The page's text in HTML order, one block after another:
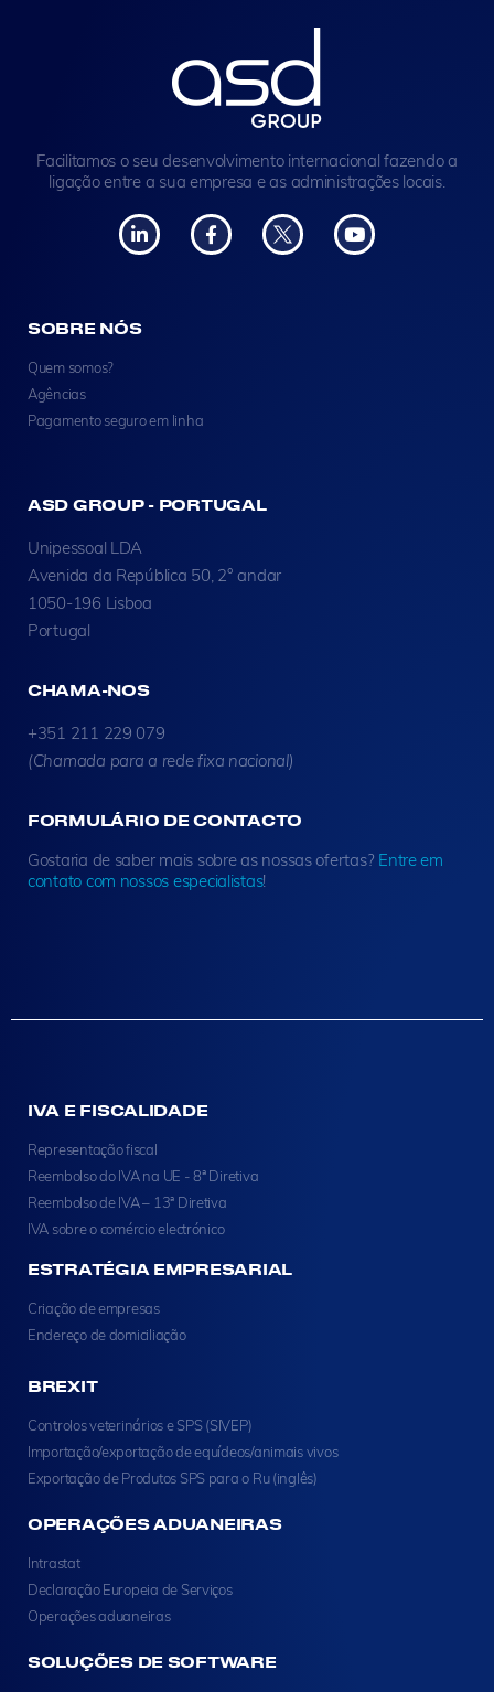
Facilitamos o seu desenvolvimento internacional fazendo a
ligação entre a sua empresa e as administrações locais.
SOBRE NÓS
Quem somos?
Agências
Pagamento seguro em linha
ASD GROUP - PORTUGAL
Unipessoal LDA
Avenida da República 50, 2° andar
1050-196 Lisboa
Portugal
CHAMA-NOS
+351 211 229 079
(Chamada para a rede fixa nacional)
FORMULÁRIO DE CONTACTO
Gostaria de saber mais sobre as nossas ofertas? Entre em
contato com nossos especialistas!
IVA E FISCALIDADE
Representação fiscal
Reembolso do IVA na UE - 8ª Diretiva
Reembolso de IVA – 13ª Diretiva
IVA sobre o comércio electrónico
ESTRATÉGIA EMPRESARIAL
Criação de empresas
Endereço de domiciliação
BREXIT
Controlos veterinários e SPS (SIVEP)
Importação/exportação de equídeos/animais vivos
Exportação de Produtos SPS para o Ru (inglês)
OPERAÇÕES ADUANEIRAS
Intrastat
Declaração Europeia de Serviços
Operações aduaneiras
SOLUÇÕES DE SOFTWARE